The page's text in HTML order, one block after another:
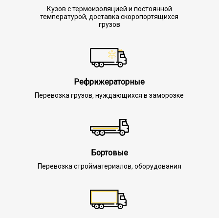
Кузов с термоизоляцией и постоянной
температурой, доставка скоропортящихся
грузов
Рефрижераторные
Перевозка грузов, нуждающихся в заморозке
Бортовые
Перевозка стройматериалов, оборудования